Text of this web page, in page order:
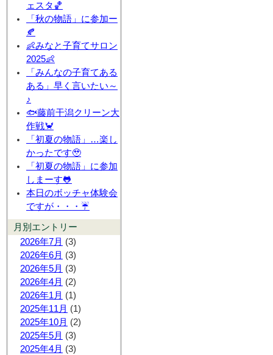
ェスタ🏀
「秋の物語」に参加ー
🍂
👶みなと子育てサロン
2025👶
「みんなの子育てある
ある」早く言いたい～
♪
🐟藤前干潟クリーン大
作戦🦀
「初夏の物語」…楽し
かったです🥹
「初夏の物語」に参加
しまーす🐸
本日のボッチャ体験会
ですが・・・☔
月別エントリー
2026年7月 (3)
2026年6月 (3)
2026年5月 (3)
2026年4月 (2)
2026年1月 (1)
2025年11月 (1)
2025年10月 (2)
2025年5月 (3)
2025年4月 (3)